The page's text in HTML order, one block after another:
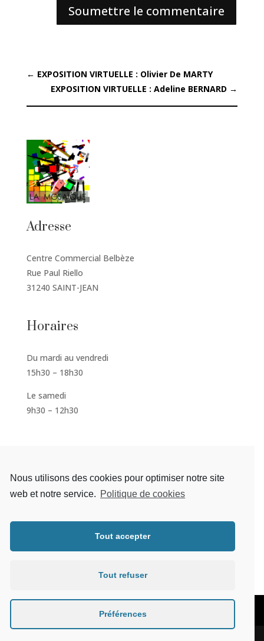
Soumettre le commentaire
← EXPOSITION VIRTUELLE : Olivier De MARTY
EXPOSITION VIRTUELLE : Adeline BERNARD →
Adresse
Centre Commercial Belbèze
Rue Paul Riello
31240 SAINT-JEAN
Horaires
Du mardi au vendredi
15h30 – 18h30
Le samedi
9h30 – 12h30
Nous utilisons des cookies pour optimiser notre site
web et notre service. Politique de cookies
Tout accepter
Tout refuser
Préférences